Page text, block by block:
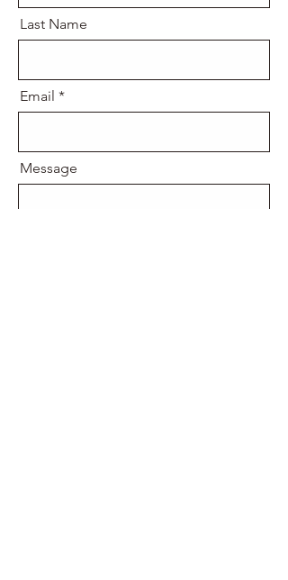
Last Name
Email
Message